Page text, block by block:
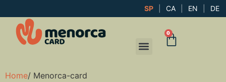
SP CA EN DE
0
Home/ Menorca-card